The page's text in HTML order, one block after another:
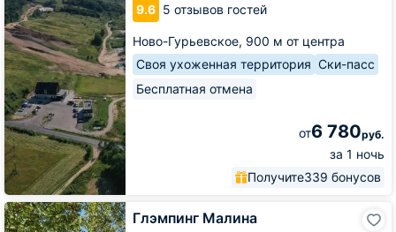
9.6 5 отзывов гостей
Ново-Гурьевское, 900 м от центра
Своя ухоженная территория Ски-пасс
Бесплатная отмена
от6 780руб.
за 1 ночь
Получите339 бонусов
Глэмпинг Малина
Глэмпинг
Малина